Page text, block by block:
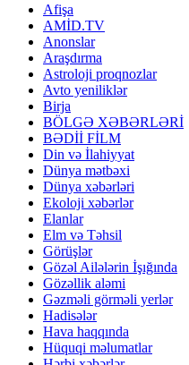
Afişa
AMİD.TV
Anonslar
Araşdırma
Astroloji proqnozlar
Avto yeniliklər
Birja
BÖLGƏ XƏBƏRLƏRİ
BƏDİİ FİLM
Din və İlahiyyat
Dünya mətbəxi
Dünya xəbərləri
Ekoloji xəbərlər
Elanlar
Elm və Təhsil
Görüşlər
Gözəl Ailələrin İşığında
Gözəllik aləmi
Gəzməli görməli yerlər
Hadisələr
Hava haqqında
Hüquqi məlumatlar